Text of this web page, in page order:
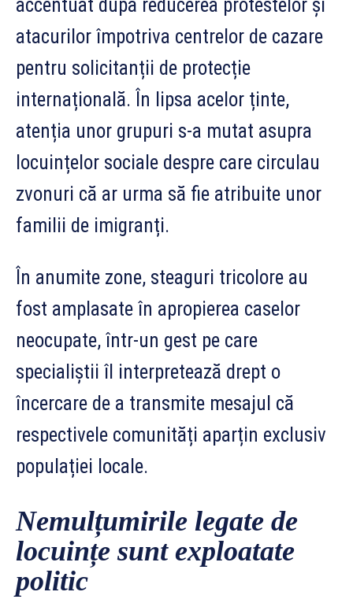
accentuat după reducerea protestelor și
atacurilor împotriva centrelor de cazare
pentru solicitanții de protecție
internațională. În lipsa acelor ținte,
atenția unor grupuri s-a mutat asupra
locuințelor sociale despre care circulau
zvonuri că ar urma să fie atribuite unor
familii de imigranți.
În anumite zone, steaguri tricolore au
fost amplasate în apropierea caselor
neocupate, într-un gest pe care
specialiștii îl interpretează drept o
încercare de a transmite mesajul că
respectivele comunități aparțin exclusiv
populației locale.
Nemulțumirile legate de
locuințe sunt exploatate
politic